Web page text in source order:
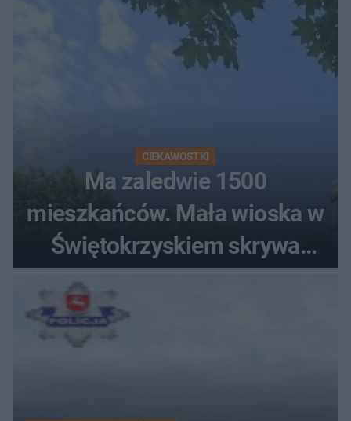
CIEKAWOSTKI
Ma zaledwie 1500
mieszkańców. Mała wioska w
Świętokrzyskiem skrywa
zabytki, bywał tu nawet król